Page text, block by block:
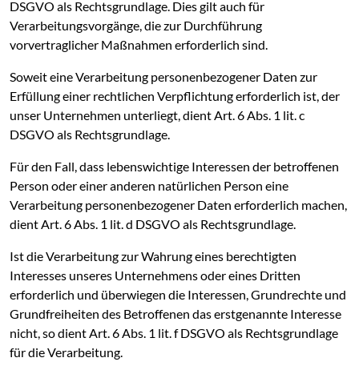
DSGVO als Rechtsgrundlage. Dies gilt auch für
Verarbeitungsvorgänge, die zur Durchführung
vorvertraglicher Maßnahmen erforderlich sind.
Soweit eine Verarbeitung personenbezogener Daten zur
Erfüllung einer rechtlichen Verpflichtung erforderlich ist, der
unser Unternehmen unterliegt, dient Art. 6 Abs. 1 lit. c
DSGVO als Rechtsgrundlage.
Für den Fall, dass lebenswichtige Interessen der betroffenen
Person oder einer anderen natürlichen Person eine
Verarbeitung personenbezogener Daten erforderlich machen,
dient Art. 6 Abs. 1 lit. d DSGVO als Rechtsgrundlage.
Ist die Verarbeitung zur Wahrung eines berechtigten
Interesses unseres Unternehmens oder eines Dritten
erforderlich und überwiegen die Interessen, Grundrechte und
Grundfreiheiten des Betroffenen das erstgenannte Interesse
nicht, so dient Art. 6 Abs. 1 lit. f DSGVO als Rechtsgrundlage
für die Verarbeitung.